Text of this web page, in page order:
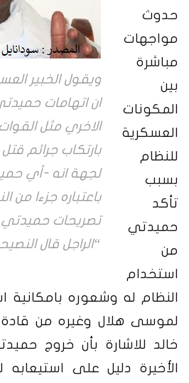
ويقول الخبير
ان اتهامات
الاخري مثل
بارتكاب جرائم
لجهة انه -أي
باعتباره جزءا من
تصريحات حميدتي
“الراجل قال
حدوث
مواجهات
مباشرة
بين
المكونات
العسكرية
للنظام
بسبب
تأكد
حميدتي
من
استخدام
النظام له وشعوره بامكانية
لموسى هلال وغيره من
خالد للاشارة بأن خروج
الأخيرة دليل على استيعابه